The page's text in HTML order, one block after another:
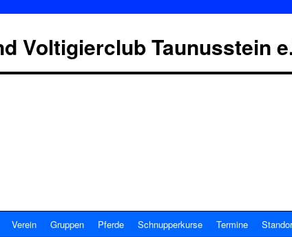
Voltigierclub Taunusstein
Verein Gruppen Pferde Schnupperkurse Termine